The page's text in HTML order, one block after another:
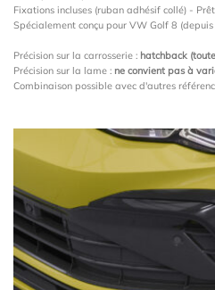
Fixations incluses (ruban adhésif collé) -
Spécialement conçu pour VW Golf 8
Précision sur la carrosserie : hatchback
Précision sur la lame : ne convient pas à
Combinaison possible avec d'autres